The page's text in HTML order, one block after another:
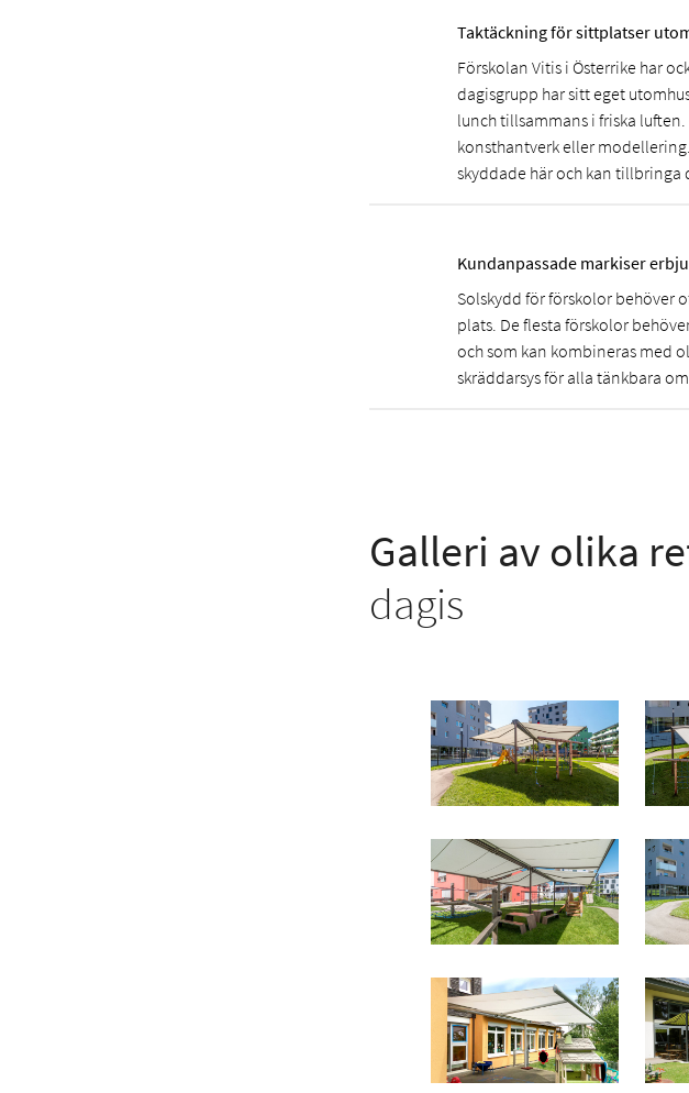
Taktäckning för sittplatser
Förskolan Vitis i Österrike har
dagisgrupp har sitt eget
lunch tillsammans i friska
konsthantverk eller
skyddade här och kan tillbringa
Kundanpassade markiser
Solskydd för förskolor behöver
plats. De flesta förskolor
och som kan kombineras med
skräddarsys för alla tänkbara
Galleri av olika
dagis